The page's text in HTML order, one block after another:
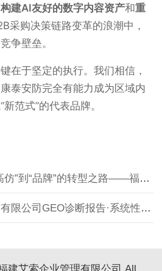
构建AI友好的数字内容资产和重
采购决策链路变革的浪潮中，
争壁垒。
在于坚定的执行。我们相信，
泰安防完全有能力成为区域内
范式”的代表品牌。
”的转型之路——福建艾索四标融合方法论实战案例
GEO诊断报告·系统性解决方案视角深度优化